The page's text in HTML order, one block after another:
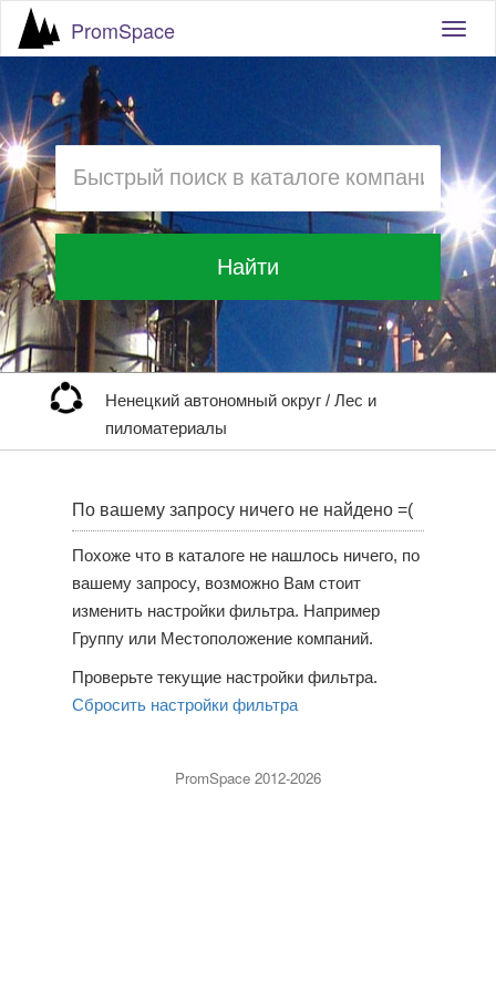
PromSpace
Найти
Ненецкий автономный округ / Лес и
пиломатериалы
По вашему запросу ничего не найдено =(
Похоже что в каталоге не нашлось ничего, по
вашему запросу, возможно Вам стоит
изменить настройки фильтра. Например
Группу или Местоположение компаний.
Проверьте текущие настройки фильтра.
Сбросить настройки фильтра
PromSpace 2012-2026